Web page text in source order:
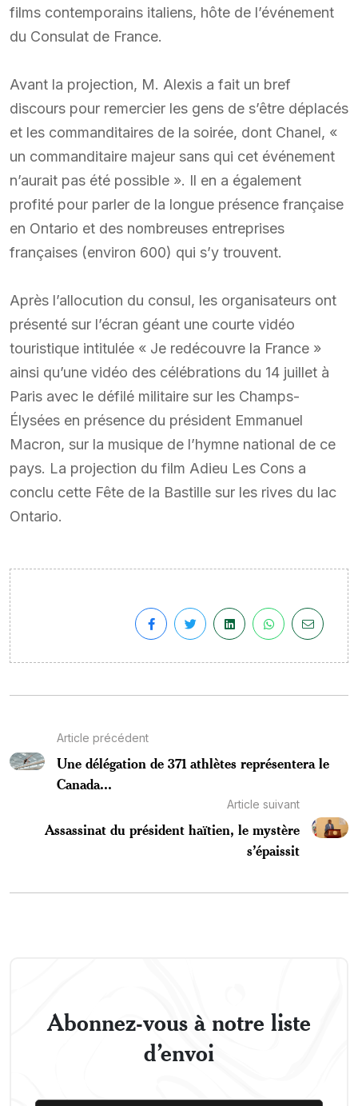
films contemporains italiens, hôte de l’événement
du Consulat de France.
Avant la projection, M. Alexis a fait un bref
discours pour remercier les gens de s’être déplacés
et les commanditaires de la soirée, dont Chanel, «
un commanditaire majeur sans qui cet événement
n’aurait pas été possible ». Il en a également
profité pour parler de la longue présence française
en Ontario et des nombreuses entreprises
françaises (environ 600) qui s’y trouvent.
Après l’allocution du consul, les organisateurs ont
présenté sur l’écran géant une courte vidéo
touristique intitulée « Je redécouvre la France »
ainsi qu’une vidéo des célébrations du 14 juillet à
Paris avec le défilé militaire sur les Champs-
Élysées en présence du président Emmanuel
Macron, sur la musique de l’hymne national de ce
pays. La projection du film Adieu Les Cons a
conclu cette Fête de la Bastille sur les rives du lac
Ontario.
Article précédent
Une délégation de 371 athlètes représentera le
Canada...
Article suivant
Assassinat du président haïtien, le mystère
s’épaissit
Abonnez-vous à notre liste
d’envoi